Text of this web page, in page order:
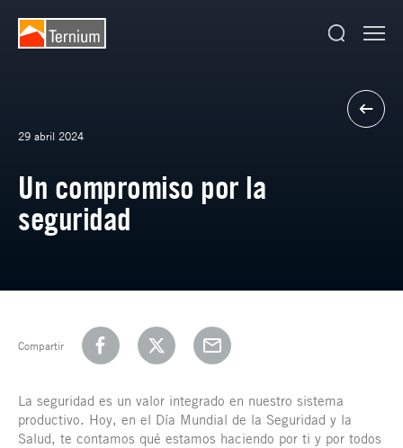
29 abril 2024
Un compromiso por la
seguridad
Compartir
La seguridad es un valor integrado en nuestro sistema
productivo. Hoy, en el Día Mundial de la Seguridad y la
Salud, te contamos qué estamos haciendo por ti y por todos